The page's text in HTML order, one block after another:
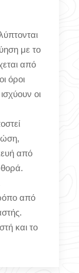
με το
από
όροι
οι
από
από
και το